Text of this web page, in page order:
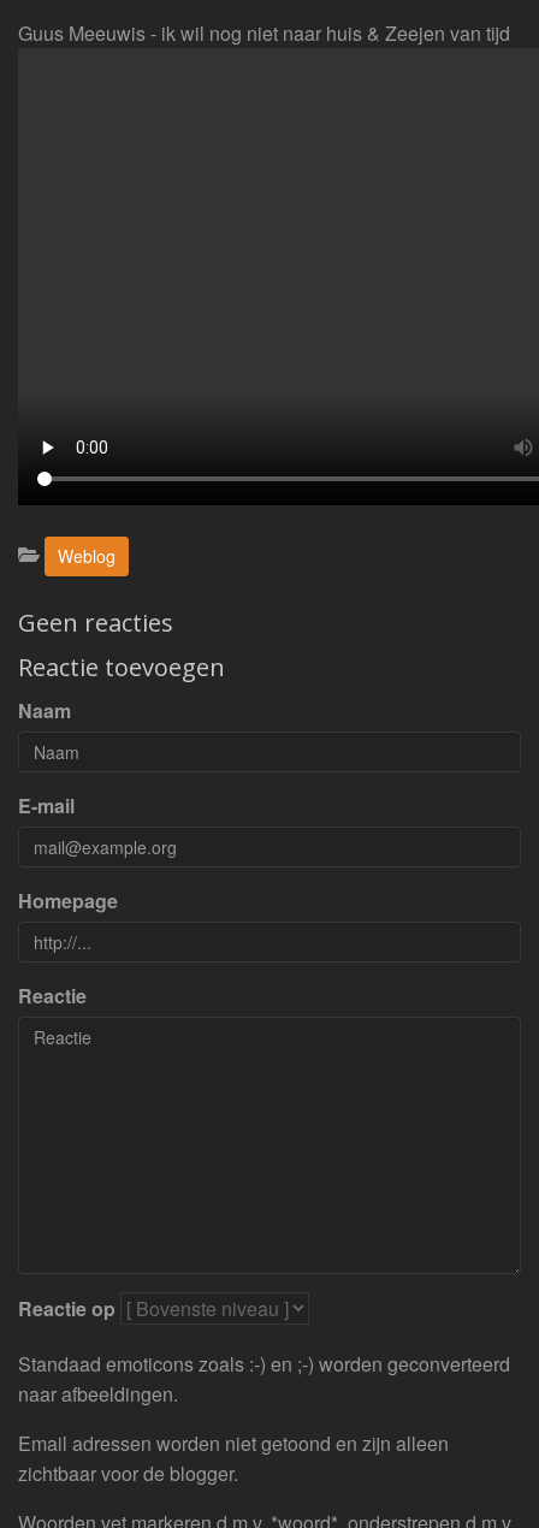
Guus Meeuwis - ik wil nog niet naar huis & Zeejen van tijd
Categorieën:
Weblog
Geen reacties
Reactie toevoegen
Naam
E-mail
Homepage
Reactie
Reactie op
Standaad emoticons zoals :-) en ;-) worden geconverteerd
naar afbeeldingen.
Email adressen worden niet getoond en zijn alleen
zichtbaar voor de blogger.